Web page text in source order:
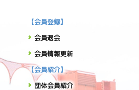
【会員登録】
会員退会
会員情報更新
【会員紹介】
団体会員紹介